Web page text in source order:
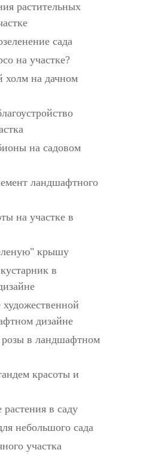
растительных
сада
на участке?
холм на дачном
на садовом
ландшафтного
на участке в
крышу
в
дизайне
в ландшафтном
красоты и
в саду
небольшого сада
участка